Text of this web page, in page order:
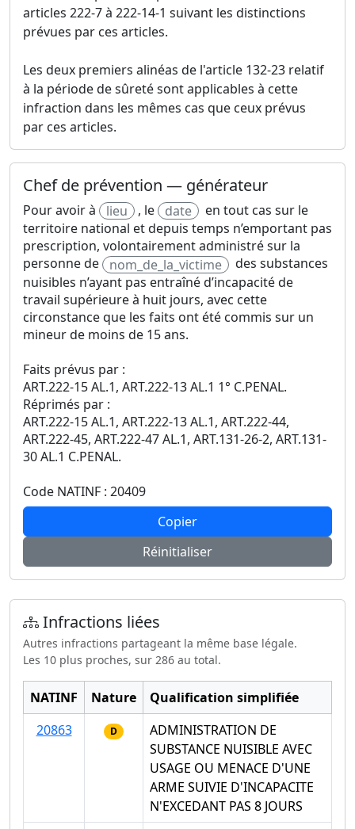
articles 222-7 à 222-14-1 suivant les distinctions
prévues par ces articles.
Les deux premiers alinéas de l'article 132-23 relatif
à la période de sûreté sont applicables à cette
infraction dans les mêmes cas que ceux prévus
par ces articles.
Chef de prévention — générateur
Pour avoir à lieu , le date
en tout cas sur le
territoire national et depuis temps n’emportant pas
prescription, volontairement administré sur la
personne de
nom_de_la_victime
des substances
nuisibles n’ayant pas entraîné d’incapacité de
travail supérieure à huit jours, avec cette
circonstance que les faits ont été commis sur un
mineur de moins de 15 ans.
Faits prévus par :
ART.222-15 AL.1, ART.222-13 AL.1 1° C.PENAL.
Réprimés par :
ART.222-15 AL.1, ART.222-13 AL.1, ART.222-44,
ART.222-45, ART.222-47 AL.1, ART.131-26-2, ART.131-
30 AL.1 C.PENAL.
Code NATINF : 20409
Copier
Réinitialiser
Infractions liées
Autres infractions partageant la même base légale.
Les 10 plus proches, sur 286 au total.
NATINF Nature
Qualification simplifiée
20863
D
ADMINISTRATION DE
SUBSTANCE NUISIBLE AVEC
USAGE OU MENACE D'UNE
ARME SUIVIE D'INCAPACITE
N'EXCEDANT PAS 8 JOURS